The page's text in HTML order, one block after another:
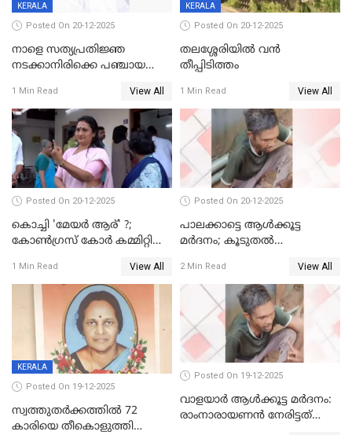
KERALA
Posted On 20-12-2025
നാളെ സത്യപ്രതിജ്ഞ
നടക്കാനിരിക്കെ പഞ്ചായത്ത്
1 Min Read View All
KERALA
Posted On 20-12-2025
തലശ്ശേരിയിൽ വൻ
തീപ്പിടിത്തം
1 Min Read View All
Posted On 20-12-2025
കൊച്ചി 'മേയർ ആര്' ?;
കോണ്‍ഗ്രസ് കോര്‍ കമ്മിറ്റി
1 Min Read View All
Posted On 20-12-2025
പാലക്കാട്ടെ ആള്‍ക്കൂട്ട
മര്‍ദനം; കൂടുതല്‍
അംഗ സംഘമെന്ന് വിവരം
2 Min Read View All
KERALA
Posted On 19-12-2025
സ്വത്തുതര്‍ക്കത്തില്‍ 72
കാരിയെ തീകൊളുത്തി
Posted On 19-12-2025
വാളയാർ ആൾക്കൂട്ട മർദനം:
രാംനാരായണൻ നേരിട്ടത്